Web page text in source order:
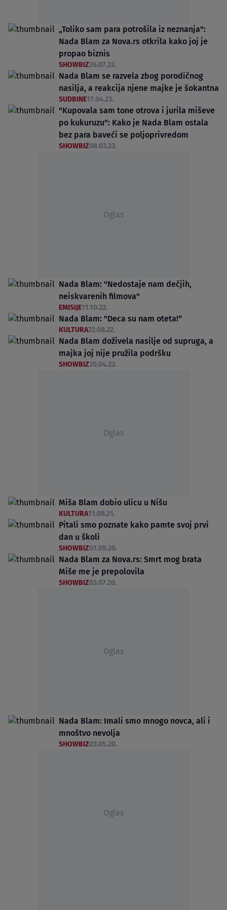
„Toliko sam para potrošila iz neznanja":
Nada Blam za Nova.rs otkrila kako joj je
propao biznis
SHOWBIZ26.07.23.
Nada Blam se razvela zbog porodičnog
nasilja, a reakcija njene majke je šokantna
SUDBINE17.04.23.
"Kupovala sam tone otrova i jurila miševe
po kukuruzu": Kako je Nada Blam ostala
bez para baveći se poljoprivredom
SHOWBIZ08.03.23.
Oglas
Nada Blam: "Nedostaje nam dečjih,
neiskvarenih filmova"
EMISIJE11.10.22.
Nada Blam: "Deca su nam oteta!“
KULTURA22.08.22.
Nada Blam doživela nasilje od supruga, a
majka joj nije pružila podršku
SHOWBIZ20.04.22.
Oglas
Miša Blam dobio ulicu u Nišu
KULTURA11.08.21.
Pitali smo poznate kako pamte svoj prvi
dan u školi
SHOWBIZ01.09.20.
Nada Blam za Nova.rs: Smrt mog brata
Miše me je prepolovila
SHOWBIZ03.07.20.
Oglas
Nada Blam: Imali smo mnogo novca, ali i
mnoštvo nevolja
SHOWBIZ03.05.20.
Oglas